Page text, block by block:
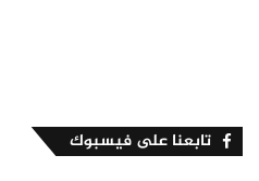
تابعنا على فيسبوك